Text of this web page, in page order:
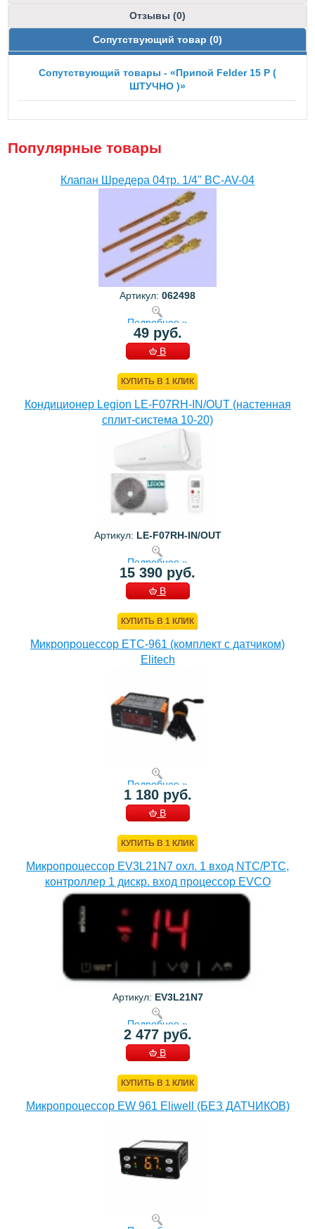
Отзывы (0)
Сопутствующий товар (0)
Сопутствующий товары - «Припой Felder 15 P (
ШТУЧНО )»
Популярные товары
Клапан Шредера 04тр. 1/4" BC-AV-04
Артикул: 062498
Подробнее »
49 руб.
В
КУПИТЬ В 1 КЛИК
Кондиционер Legion LE-F07RH-IN/OUT (настенная
сплит-система 10-20)
Артикул: LE-F07RH-IN/OUT
Подробнее »
15 390 руб.
В
КУПИТЬ В 1 КЛИК
Микропроцессор ETC-961 (комплект c датчиком)
Elitech
Подробнее »
1 180 руб.
В
КУПИТЬ В 1 КЛИК
Микропроцессор EV3L21N7 охл. 1 вход NTC/PTC,
контроллер 1 дискр. вход процессор EVCO
Артикул: EV3L21N7
Подробнее »
2 477 руб.
В
КУПИТЬ В 1 КЛИК
Микропроцессор EW 961 Eliwell (БЕЗ ДАТЧИКОВ)